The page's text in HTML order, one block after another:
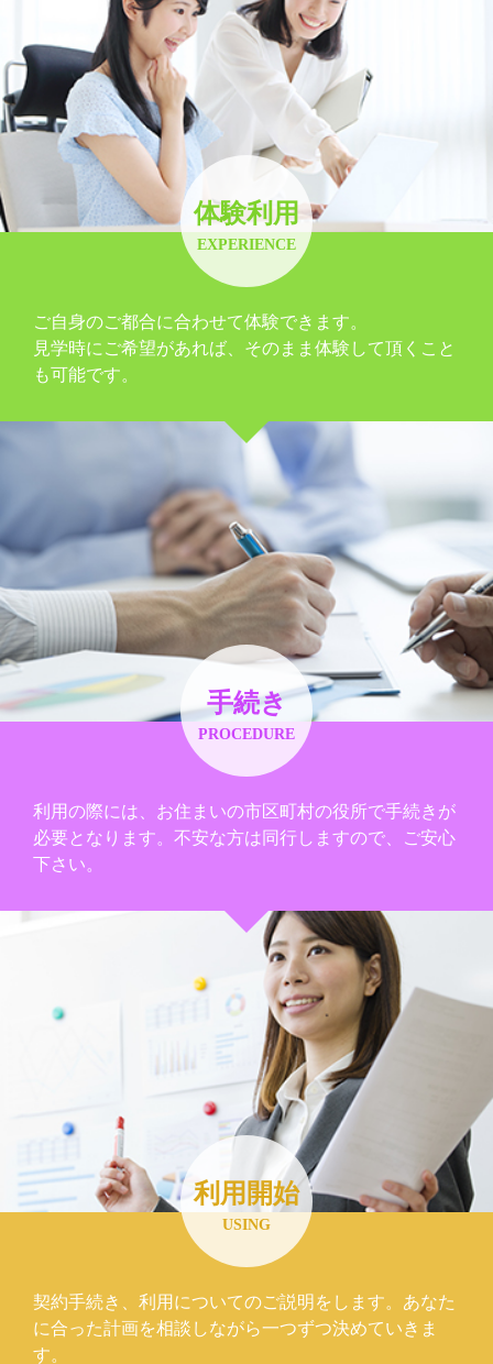
体験利用
EXPERIENCE
ご自身のご都合に合わせて体験できます。
見学時にご希望があれば、そのまま体験して頂くこと
も可能です。
手続き
PROCEDURE
利用の際には、お住まいの市区町村の役所で手続きが
必要となります。不安な方は同行しますので、ご安心
下さい。
利用開始
USING
契約手続き、利用についてのご説明をします。あなた
に合った計画を相談しながら一つずつ決めていきま
す。